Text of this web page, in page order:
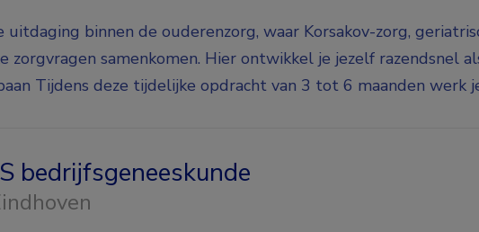
uitdaging binnen de ouderenzorg, waar Korsakov-zorg,
zorgvragen samenkomen. Hier ontwikkel je jezelf razendsnel
Tijdens deze tijdelijke opdracht van 3 tot 6 maanden werk
bedrijfsgeneeskunde